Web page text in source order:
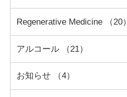
Regenerative Medicine （20）
アルコール （21）
お知らせ （4）